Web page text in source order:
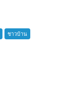
ชาวบ้าน